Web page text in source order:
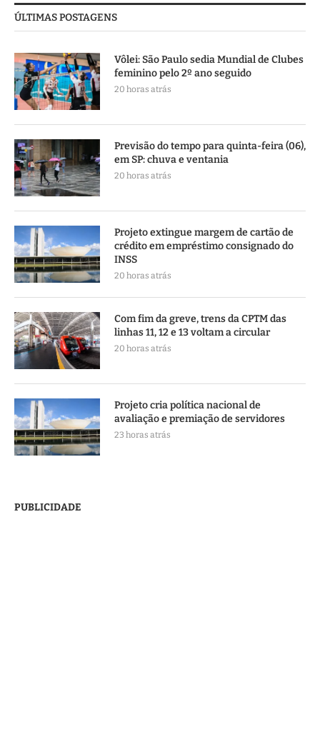
ÚLTIMAS POSTAGENS
Vôlei: São Paulo sedia Mundial de Clubes
feminino pelo 2º ano seguido
20 horas atrás
Previsão do tempo para quinta-feira (06),
em SP: chuva e ventania
20 horas atrás
Projeto extingue margem de cartão de
crédito em empréstimo consignado do
INSS
20 horas atrás
Com fim da greve, trens da CPTM das
linhas 11, 12 e 13 voltam a circular
20 horas atrás
Projeto cria política nacional de
avaliação e premiação de servidores
23 horas atrás
PUBLICIDADE